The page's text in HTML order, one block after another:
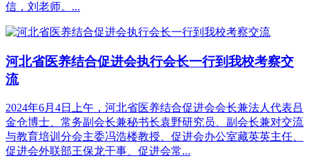
信，刘老师。...
河北省医养结合促进会执行会长一行到我校考察交
流
2024年6月4日上午，河北省医养结合促进会会长兼法人代表吕
金仓博士、常务副会长兼秘书长袁野研究员、副会长兼对交流
与教育培训分会主委冯浩楼教授、促进会办公室藏英英主任、
促进会外联部王保龙干事、促进会常...